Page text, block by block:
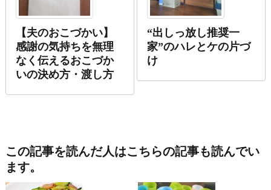
【夫のおこづかい】
感謝の気持ちを無理
なく伝えるおこづか
いの決め方・渡し方
“出しっ放し推奨一
家”のハレとケの片づ
け
この記事を読んだ人はこちらの記事も読んでい
ます。